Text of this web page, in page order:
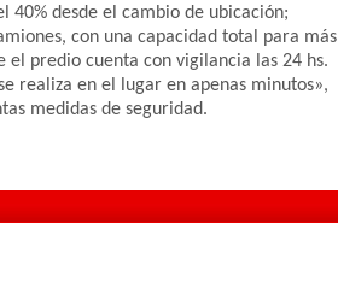
40% desde el cambio de ubicación;
con una capacidad total para más
predio cuenta con vigilancia las 24 hs.
realiza en el lugar en apenas minutos»,
medidas de seguridad.